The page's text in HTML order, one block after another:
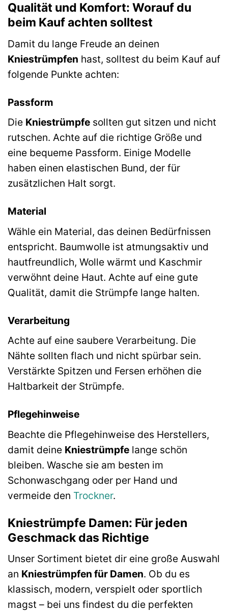
Qualität und Komfort: Worauf du
beim Kauf achten solltest
Damit du lange Freude an deinen
Kniestrümpfen hast, solltest du beim Kauf auf
folgende Punkte achten:
Passform
Die Kniestrümpfe sollten gut sitzen und nicht
rutschen. Achte auf die richtige Größe und
eine bequeme Passform. Einige Modelle
haben einen elastischen Bund, der für
zusätzlichen Halt sorgt.
Material
Wähle ein Material, das deinen Bedürfnissen
entspricht. Baumwolle ist atmungsaktiv und
hautfreundlich, Wolle wärmt und Kaschmir
verwöhnt deine Haut. Achte auf eine gute
Qualität, damit die Strümpfe lange halten.
Verarbeitung
Achte auf eine saubere Verarbeitung. Die
Nähte sollten flach und nicht spürbar sein.
Verstärkte Spitzen und Fersen erhöhen die
Haltbarkeit der Strümpfe.
Pflegehinweise
Beachte die Pflegehinweise des Herstellers,
damit deine Kniestrümpfe lange schön
bleiben. Wasche sie am besten im
Schonwaschgang oder per Hand und
vermeide den Trockner.
Kniestrümpfe Damen: Für jeden
Geschmack das Richtige
Unser Sortiment bietet dir eine große Auswahl
an Kniestrümpfen für Damen. Ob du es
klassisch, modern, verspielt oder sportlich
magst – bei uns findest du die perfekten